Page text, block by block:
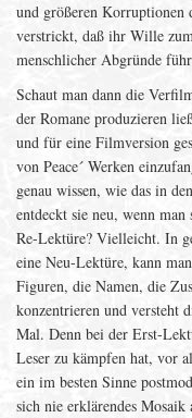
und größeren
verstrickt, daß ihr Wille
menschlicher Abgründe
Schaut man dann die
der Romane produzieren
und für eine Filmversion
von Peace´ Werken
genau wissen, wie das in
entdeckt sie neu, wenn
Re-Lektüre? Vielleicht. In
eine Neu-Lektüre, kann
Figuren, die Namen, die
konzentrieren und versteht
Mal. Denn bei der Erst-
Leser zu kämpfen hat, vor
ein im besten Sinne
sich nie erklärendes Mosaik